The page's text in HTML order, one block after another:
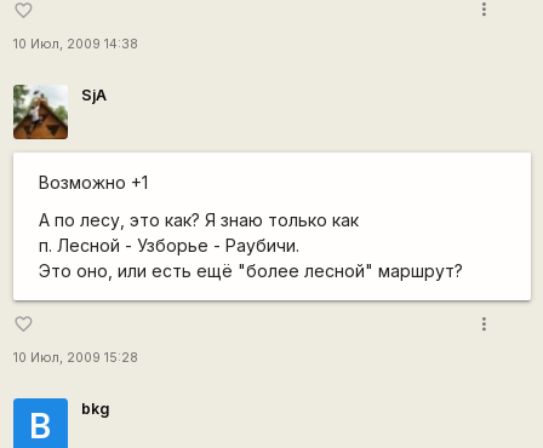
favorite_border
10 Июл, 2009 14:38
more_vert
SjA
Возможно +1
А по лесу, это как? Я знаю только как
п. Лесной - Узборье - Раубичи.
Это оно, или есть ещё "более лесной" маршрут?
favorite_border
10 Июл, 2009 15:28
more_vert
B bkg